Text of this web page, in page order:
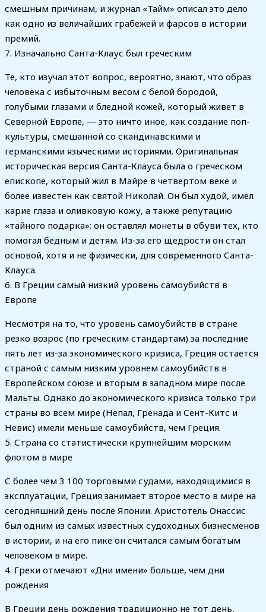
смешным причинам, и журнал «Тайм» описал это дело
как одно из величайших грабежей и фарсов в истории
премий.
7. Изначально Санта-Клаус был греческим
Те, кто изучал этот вопрос, вероятно, знают, что образ
человека с избыточным весом с белой бородой,
голубыми глазами и бледной кожей, который живет в
Северной Европе, — это ничто иное, как создание поп-
культуры, смешанной со скандинавскими и
германскими языческими историями. Оригинальная
историческая версия Санта-Клауса была о греческом
епископе, который жил в Майре в четвертом веке и
более известен как святой Николай. Он был худой, имел
карие глаза и оливковую кожу, а также репутацию
«тайного подарка»: он оставлял монеты в обуви тех, кто
помогал бедным и детям. Из-за его щедрости он стал
основой, хотя и не физически, для современного Санта-
Клауса.
6. В Греции самый низкий уровень самоубийств в
Европе
Несмотря на то, что уровень самоубийств в стране
резко возрос (по греческим стандартам) за последние
пять лет из-за экономического кризиса, Греция остается
страной с самым низким уровнем самоубийств в
Европейском союзе и вторым в западном мире после
Мальты. Однако до экономического кризиса только три
страны во всем мире (Непал, Гренада и Сент-Китс и
Невис) имели меньше самоубийств, чем Греция.
5. Страна со статистически крупнейшим морским
флотом в мире
С более чем 3 100 торговыми судами, находящимися в
эксплуатации, Греция занимает второе место в мире на
сегодняшний день после Японии. Аристотель Онассис
был одним из самых известных судоходных бизнесменов
в истории, и на его пике он считался самым богатым
человеком в мире.
4. Греки отмечают «Дни имени» больше, чем дни
рождения
В Греции день рождения традиционно не тот день,